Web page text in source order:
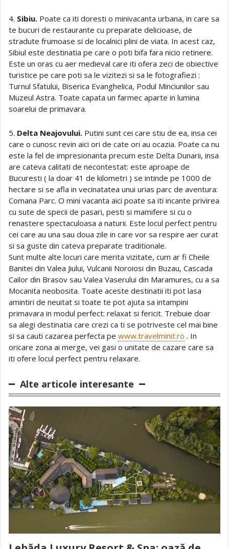
4. Sibiu. Poate ca iti doresti o minivacanta urbana, in care sa
te bucuri de restaurante cu preparate delicioase, de
stradute frumoase si de localnici plini de viata. In acest caz,
Sibiul este destinatia pe care o poti bifa fara nicio retinere.
Este un oras cu aer medieval care iti ofera zeci de obiective
turistice pe care poti sa le vizitezi si sa le fotografiezi :
Turnul Sfatului, Biserica Evanghelica, Podul Minciunilor sau
Muzeul Astra. Toate capata un farmec aparte in lumina
soarelui de primavara.
5. Delta Neajovului. Putini sunt cei care stiu de ea, insa cei
care o cunosc revin aici ori de cate ori au ocazia. Poate ca nu
este la fel de impresionanta precum este Delta Dunarii, insa
are cateva calitati de necontestat: este aproape de
Bucuresti ( la doar 41 de kilometri ) se intinde pe 1000 de
hectare si se afla in vecinatatea unui urias parc de aventura:
Comana Parc. O mini vacanta aici poate sa iti incante privirea
cu sute de specii de pasari, pesti si mamifere si cu o
renastere spectaculoasa a naturii. Este locul perfect pentru
cei care au una sau doua zile in care vor sa respire aer curat
si sa guste din cateva preparate traditionale.
Sunt multe alte locuri care merita vizitate, cum ar fi Cheile
Banitei din Valea Jiului, Vulcanii Noroiosi din Buzau, Cascada
Cailor din Brasov sau Valea Vaserului din Maramures, cu a sa
Mocanita neobosita. Toate aceste destinatii iti pot lasa
amintiri de neuitat si toate te pot ajuta sa intampini
primavara in modul perfect: relaxat si fericit. Trebuie doar
sa alegi destinatia care crezi ca ti se potriveste cel mai bine
si sa cauti cazarea perfecta pe www.travelminit.ro . In
oricare zona ai merge, vei gasi o unitate de cazare care sa
iti ofere locul perfect pentru relaxare.
Alte articole interesante